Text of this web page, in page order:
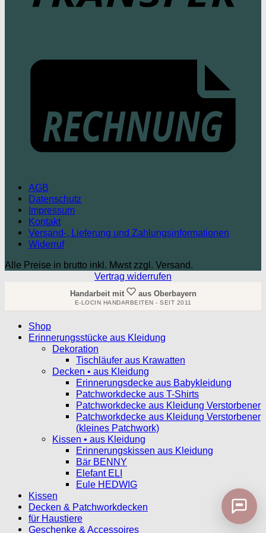
AGB
Datenschutz
Impressum
Kontakt
Versand-, Lieferung und Zahlungsinformationen
Widerruf
Alle Preise in brutto inkl. Mwst zzgl. Versand.
Vertrag widerrufen
Handarbeit mit aus Oberbayern
E-LOCIN HANDARBEITEN - SEIT 2011
Shop
Erinnerungsstücke aus Kleidung
Dekoration
Tischläufer aus Krawatten
Decken • aus Kleidung
Erinnerungsdecke aus Babykleidung
Patchworkdecke aus T-Shirts
Patchworkdecke aus Kleidung Verstorbener
Patchworkdecke aus Kleidung Verstorbener
(kleines Patchwork)
Kissen • aus Kleidung
Erinnerungskissen aus Kleidung
Bär BENNY
Elefant ELI
Eule HEDWIG
Kissen
Decken & Patchworkdecken
für Haustiere
Geschenke & Accessoires